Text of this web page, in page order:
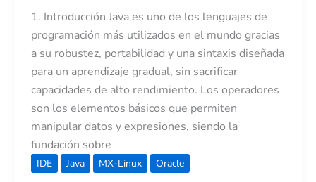
1. Introducción Java es uno de los lenguajes de
programación más utilizados en el mundo gracias
a su robustez, portabilidad y una sintaxis diseñada
para un aprendizaje gradual, sin sacrificar
capacidades de alto rendimiento. Los operadores
son los elementos básicos que permiten
manipular datos y expresiones, siendo la
fundación sobre
IDE Java MX-Linux Oracle